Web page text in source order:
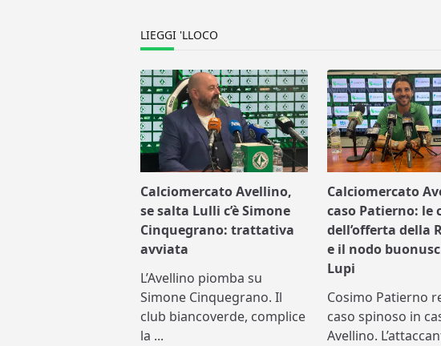
LIEGGI 'LLOCO
Calciomercato Avellino,
se salta Lulli c’è Simone
Cinquegrano: trattativa
avviata
L’Avellino piomba su
Simone Cinquegrano. Il
club biancoverde, complice
la ...
Calciomercato
caso Patierno: le
dell’offerta della
e il nodo
Lupi
Cosimo Patierno
caso spinoso in
Avellino.